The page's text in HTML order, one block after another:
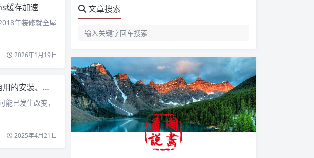
缓存加速
年装修就全屋
2026年1月19日
装、设置
已发生改变，
2025年4月21日
文章搜索